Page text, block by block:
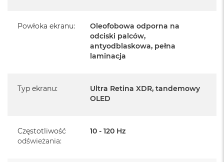
Informacje o produkcie:
Posiada pełną, 12 miesięczną gwarancję
serwisowym Apple na terenie całego świata.
Powłoka ekranu:
Oleofobowa odporna na
odciski palców,
antyodblaskowa, pełna
laminacja
Typ ekranu:
Ultra Retina XDR, tandemowy
OLED
Częstotliwość
odświeżania:
10 - 120 Hz